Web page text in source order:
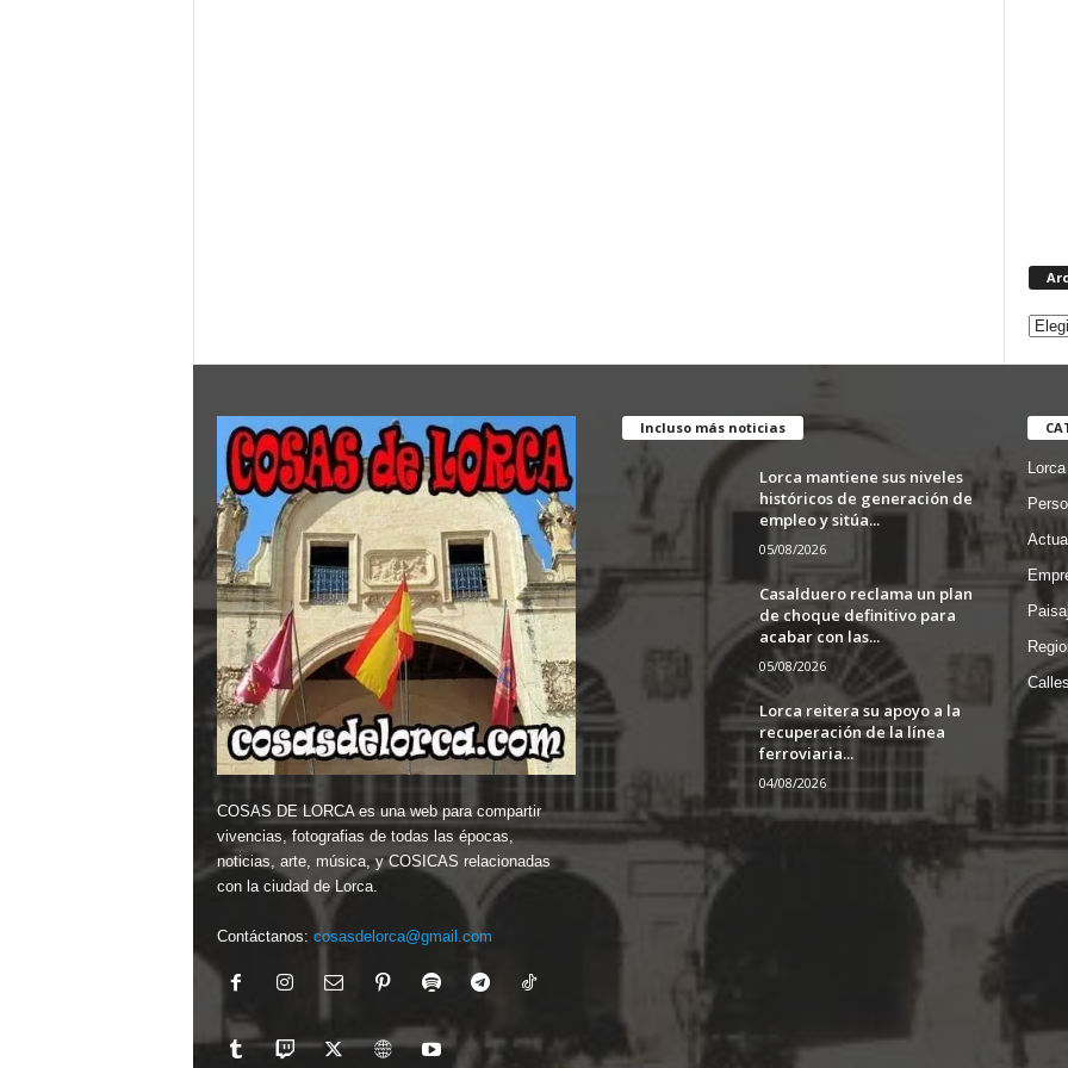
COSAS DE LORCA es una web para compartir
vivencias, fotografias de todas las épocas,
noticias, arte, música, y COSICAS relacionadas
con la ciudad de Lorca.
Contáctanos: cosasdelorca@gmail.com
Incluso más noticias
Lorca mantiene sus niveles
históricos de generación de
empleo y sitúa...
05/08/2026
Casalduero reclama un plan
de choque definitivo para
acabar con las...
05/08/2026
Lorca reitera su apoyo a la
recuperación de la línea
ferroviaria...
04/08/2026
Lorca